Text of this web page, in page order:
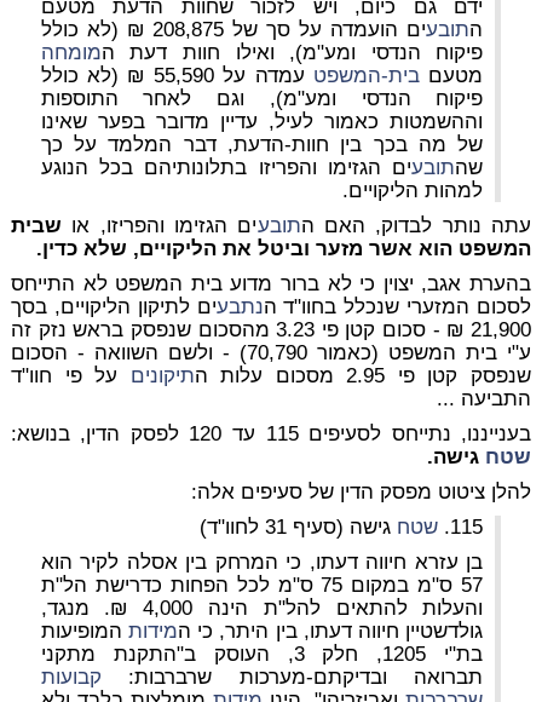
ידם גם כיום, ויש לזכור שחוות הדעת מטעם
התובע
ים הועמדה על סך של 208,875 ₪ (לא כולל
פיקוח הנדסי ומע"מ), ואילו חוות דעת המומחה
מטעםבית-המשפט
עמדה על 55,590 ₪ (לא כולל
פיקוח הנדסי ומע"מ), וגם לאחר התוספות
וההשמטות כאמור לעיל, עדיין מדובר בפער שאינו
של מה בכך בין חוות-הדעת, דבר המלמד על כך
שהתובעים הגזימו והפריזו בתלונותיהם בכל הנוגע
למהות הליקויים.
עתה נותר לבדוק, האם התובעים הגזימו והפריזו, או שבית
המשפט הוא אשר מזער וביטל את הליקויים, שלא כדין.
בהערת אגב, יצוין כי לא ברור מדוע בית המשפט לא התייחס
לסכום המזערי שנכלל בחוו"ד הנתבעים לתיקון הליקויים, בסך
21,900 ₪ - סכום קטן פי 3.23 מהסכום שנפסק בראש נזק זה
ע"י בית המשפט (כאמור 70,790) - ולשם השוואה - הסכום
שנפסק קטן פי 2.95 מסכום עלות ה
תיקונים על פי חוו"ד
התביעה ...
בענייננו, נתייחס לסעיפים 115 עד 120 לפסק הדין, בנושא:
שטח גישה.
להלן ציטוט מפסק הדין של סעיפים אלה:
115. שטח גישה (סעיף 31 לחוו"ד)
בן עזרא חיווה דעתו, כי המרחק בין אסלה לקיר הוא
57 ס"מ במקום 75 ס"מ לכל הפחות כדרישת הל"ת
והעלות להתאים להל"ת הינה 4,000 ₪. מנגד,
גולדשטיין חיווה דעתו, בין היתר, כי המידות המופיעות
בת"י 1205, חלק 3, העוסק ב"התקנת מתקני
תברואה ובדיקתם-מערכות שרברבות: קבועות